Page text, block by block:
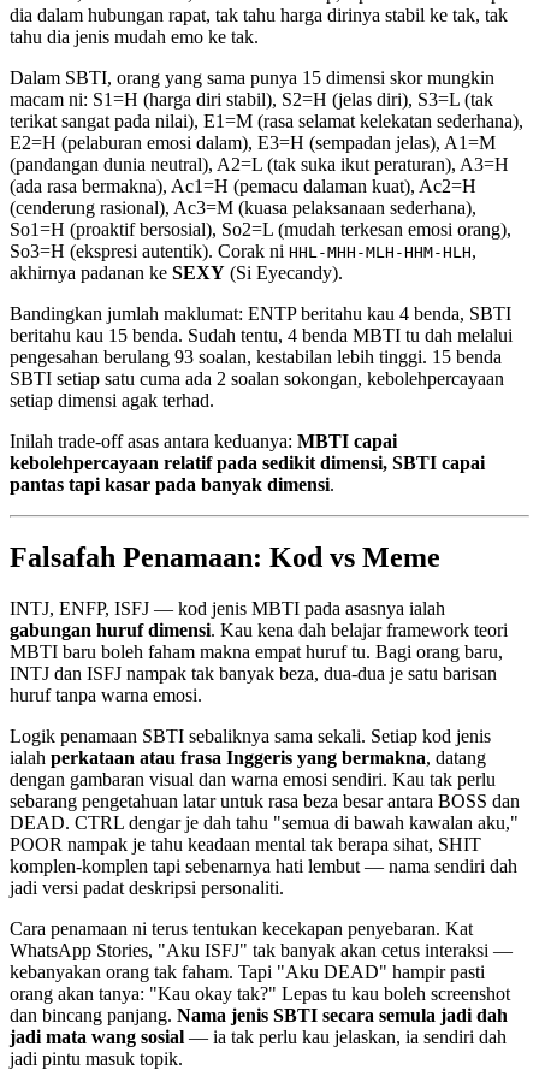
dia dalam hubungan rapat, tak tahu harga dirinya stabil ke tak, tak
tahu dia jenis mudah emo ke tak.
Dalam SBTI, orang yang sama punya 15 dimensi skor mungkin
macam ni: S1=H (harga diri stabil), S2=H (jelas diri), S3=L (tak
terikat sangat pada nilai), E1=M (rasa selamat kelekatan sederhana),
E2=H (pelaburan emosi dalam), E3=H (sempadan jelas), A1=M
(pandangan dunia neutral), A2=L (tak suka ikut peraturan), A3=H
(ada rasa bermakna), Ac1=H (pemacu dalaman kuat), Ac2=H
(cenderung rasional), Ac3=M (kuasa pelaksanaan sederhana),
So1=H (proaktif bersosial), So2=L (mudah terkesan emosi orang),
So3=H (ekspresi autentik). Corak ni HHL-MHH-MLH-HHM-HLH,
akhirnya padanan ke SEXY (Si Eyecandy).
Bandingkan jumlah maklumat: ENTP beritahu kau 4 benda, SBTI
beritahu kau 15 benda. Sudah tentu, 4 benda MBTI tu dah melalui
pengesahan berulang 93 soalan, kestabilan lebih tinggi. 15 benda
SBTI setiap satu cuma ada 2 soalan sokongan, kebolehpercayaan
setiap dimensi agak terhad.
Inilah trade-off asas antara keduanya: MBTI capai
kebolehpercayaan relatif pada sedikit dimensi, SBTI capai
pantas tapi kasar pada banyak dimensi.
Falsafah Penamaan: Kod vs Meme
INTJ, ENFP, ISFJ — kod jenis MBTI pada asasnya ialah
gabungan huruf dimensi. Kau kena dah belajar framework teori
MBTI baru boleh faham makna empat huruf tu. Bagi orang baru,
INTJ dan ISFJ nampak tak banyak beza, dua-dua je satu barisan
huruf tanpa warna emosi.
Logik penamaan SBTI sebaliknya sama sekali. Setiap kod jenis
ialah perkataan atau frasa Inggeris yang bermakna, datang
dengan gambaran visual dan warna emosi sendiri. Kau tak perlu
sebarang pengetahuan latar untuk rasa beza besar antara BOSS dan
DEAD. CTRL dengar je dah tahu "semua di bawah kawalan aku,"
POOR nampak je tahu keadaan mental tak berapa sihat, SHIT
komplen-komplen tapi sebenarnya hati lembut — nama sendiri dah
jadi versi padat deskripsi personaliti.
Cara penamaan ni terus tentukan kecekapan penyebaran. Kat
WhatsApp Stories, "Aku ISFJ" tak banyak akan cetus interaksi —
kebanyakan orang tak faham. Tapi "Aku DEAD" hampir pasti
orang akan tanya: "Kau okay tak?" Lepas tu kau boleh screenshot
dan bincang panjang. Nama jenis SBTI secara semula jadi dah
jadi mata wang sosial — ia tak perlu kau jelaskan, ia sendiri dah
jadi pintu masuk topik.